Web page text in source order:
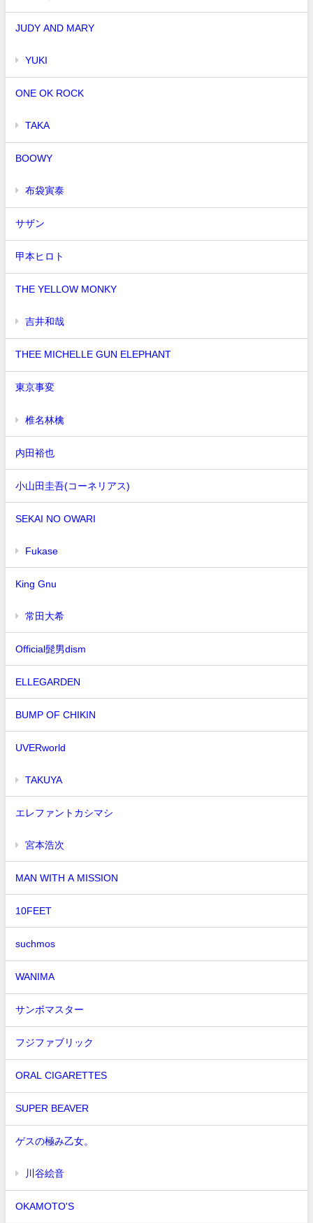
JUDY AND MARY
YUKI
ONE OK ROCK
TAKA
BOOWY
布袋寅泰
サザン
甲本ヒロト
THE YELLOW MONKY
吉井和哉
THEE MICHELLE GUN ELEPHANT
東京事変
椎名林檎
内田裕也
小山田圭吾(コーネリアス)
SEKAI NO OWARI
Fukase
King Gnu
常田大希
Official髭男dism
ELLEGARDEN
BUMP OF CHIKIN
UVERworld
TAKUYA∞
エレファントカシマシ
宮本浩次
MAN WITH A MISSION
10FEET
suchmos
WANIMA
サンボマスター
フジファブリック
ORAL CIGARETTES
SUPER BEAVER
ゲスの極み乙女。
川谷絵音
OKAMOTO'S